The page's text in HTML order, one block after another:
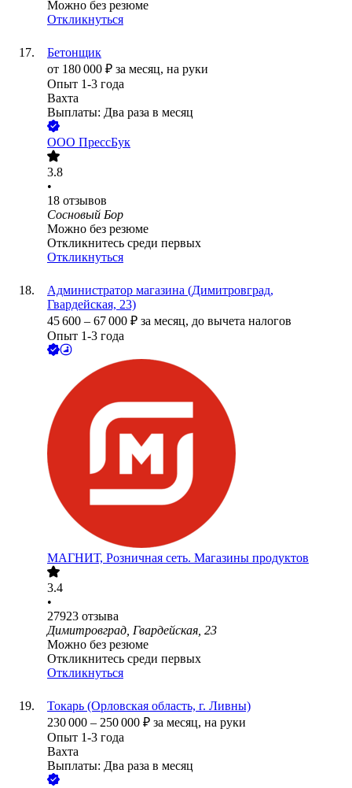
Можно без резюме
Откликнуться
Бетонщик
от 180 000 ₽ за месяц, на руки
Опыт 1-3 года
Вахта
Выплаты: Два раза в месяц
ООО ПрессБук
3.8
•
18 отзывов
Сосновый Бор
Можно без резюме
Откликнитесь среди первых
Откликнуться
Администратор магазина (Димитровград,
Гвардейская, 23)
45 600 – 67 000 ₽ за месяц, до вычета налогов
Опыт 1-3 года
МАГНИТ, Розничная сеть. Магазины продуктов
3.4
•
27923 отзыва
Димитровград, Гвардейская, 23
Можно без резюме
Откликнитесь среди первых
Откликнуться
Токарь (Орловская область, г. Ливны)
230 000 – 250 000 ₽ за месяц, на руки
Опыт 1-3 года
Вахта
Выплаты: Два раза в месяц